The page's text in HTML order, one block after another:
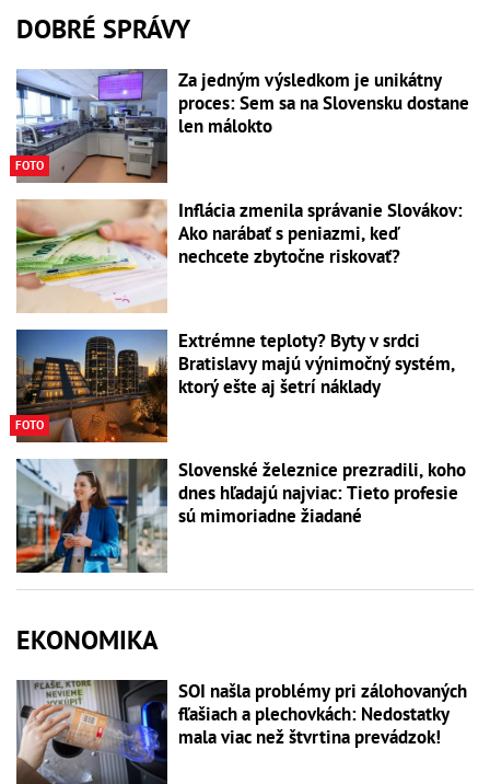
DOBRÉ SPRÁVY
FOTO
Za jedným výsledkom je unikátny
proces: Sem sa na Slovensku dostane
len málokto
Inflácia zmenila správanie Slovákov:
Ako narábať s peniazmi, keď
nechcete zbytočne riskovať?
FOTO
Extrémne teploty? Byty v srdci
Bratislavy majú výnimočný systém,
ktorý ešte aj šetrí náklady
Slovenské železnice prezradili, koho
dnes hľadajú najviac: Tieto profesie
sú mimoriadne žiadané
EKONOMIKA
SOI našla problémy pri zálohovaných
fľašiach a plechovkách: Nedostatky
mala viac než štvrtina prevádzok!